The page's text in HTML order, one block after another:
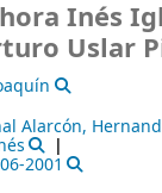
Inés
Uslar
Alarcón,
2001